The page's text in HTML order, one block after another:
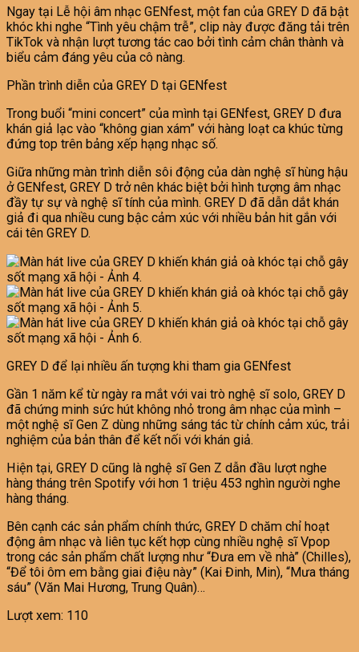
Ngay tại Lễ hội âm nhạc GENfest, một fan của GREY D đã bật
khóc khi nghe “Tình yêu chậm trễ”, clip này được đăng tải trên
TikTok và nhận lượt tương tác cao bởi tình cảm chân thành và
biểu cảm đáng yêu của cô nàng.
Phần trình diễn của GREY D tại GENfest
Trong buổi “mini concert” của mình tại GENfest, GREY D đưa
khán giả lạc vào “không gian xám” với hàng loạt ca khúc từng
đứng top trên bảng xếp hạng nhạc số.
Giữa những màn trình diễn sôi động của dàn nghệ sĩ hùng hậu
ở GENfest, GREY D trở nên khác biệt bởi hình tượng âm nhạc
đầy tự sự và nghệ sĩ tính của mình. GREY D đã dẫn dắt khán
giả đi qua nhiều cung bậc cảm xúc với nhiều bản hit gắn với
cái tên GREY D.
GREY D để lại nhiều ấn tượng khi tham gia GENfest
Gần 1 năm kể từ ngày ra mắt với vai trò nghệ sĩ solo, GREY D
đã chứng minh sức hút không nhỏ trong âm nhạc của mình –
một nghệ sĩ Gen Z dùng những sáng tác từ chính cảm xúc, trải
nghiệm của bản thân để kết nối với khán giả.
Hiện tại, GREY D cũng là nghệ sĩ Gen Z dẫn đầu lượt nghe
hàng tháng trên Spotify với hơn 1 triệu 453 nghìn người nghe
hàng tháng.
Bên cạnh các sản phẩm chính thức, GREY D chăm chỉ hoạt
động âm nhạc và liên tục kết hợp cùng nhiều nghệ sĩ Vpop
trong các sản phẩm chất lượng như “Đưa em về nhà” (Chilles),
“Để tôi ôm em bằng giai điệu này” (Kai Đinh, Min), “Mưa tháng
sáu” (Văn Mai Hương, Trung Quân)…
Lượt xem: 110